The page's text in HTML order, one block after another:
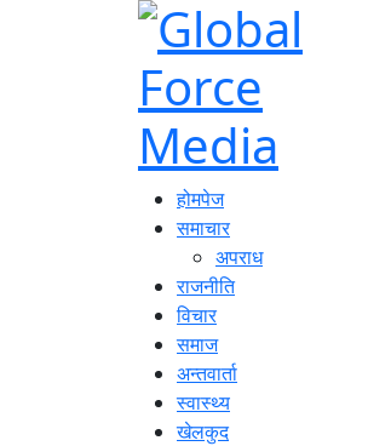
होमपेज
समाचार
अपराध
राजनीति
विचार
समाज
अन्तवार्ता
स्वास्थ्य
खेलकुद